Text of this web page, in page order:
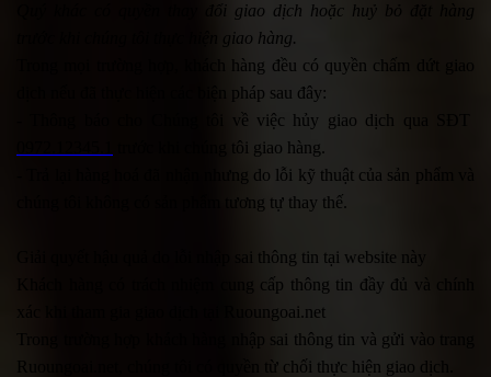
Quý khác có quyền thay đổi giao dịch hoặc huỷ bỏ đặt hàng
trước khi chúng tôi thực hiện giao hàng.
Trong mọi trường hợp, khách hàng đều có quyền chấm dứt giao
dịch nếu đã thực hiện các biện pháp sau đây:
- Thông báo cho Chúng tôi về việc hủy giao dịch qua SĐT
trước khi chúng tôi giao hàng.
- Trả lại hàng hoá đã nhận nhưng do lỗi kỹ thuật của sản phẩm và
chúng tôi không có sản phẩm tương tự thay thế.
Giải quyết hậu quả do lỗi nhập sai thông tin tại website này
Khách hàng có trách nhiệm cung cấp thông tin đầy đủ và chính
xác khi tham gia giao dịch tại Ruoungoai.net
Trong trường hợp khách hàng nhập sai thông tin và gửi vào trang
Ruoungoai.net, chúng tôi có quyền từ chối thực hiện giao dịch.